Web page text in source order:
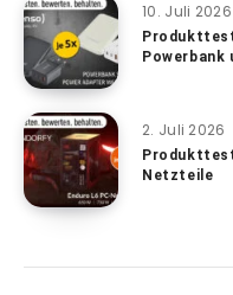
10. Juli 2026
Powerbank
2. Juli 2026
Netzteile